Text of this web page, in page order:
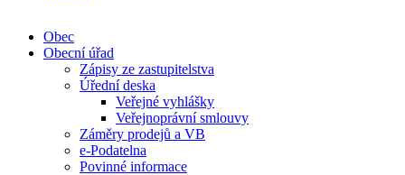
Obec
Obecní úřad
Zápisy ze zastupitelstva
Úřední deska
Veřejné vyhlášky
Veřejnoprávní smlouvy
Záměry prodejů a VB
e-Podatelna
Povinné informace